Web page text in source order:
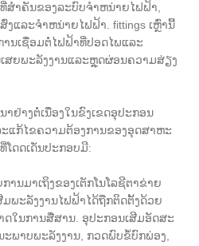
ສໍາຄັນຂອງລະບົບຈໍາຫນ່າຍໄຟຟ້າ,
ແລະຈໍາຫນ່າຍໄຟຟ້າ. fittings ເຫຼົ່ານີ້
ນເຊື່ອມຕໍ່ໄຟຟ້າທີ່ປອດໄພແລະ
ຍພະລັງງານແລະຫຼຸດຜ່ອນຄວາມສ່ຽງ
ຢ່າງຕໍ່ເນື່ອງໃນຂົງເຂດອຸປະກອນ
ແກ້ໄຂຄວາມຕ້ອງການຂອງອຸດສາຫະ
ໂດດເດັ່ນປະກອບມີ:
ານມາເຖິງຂອງເຕັກໂນໂລຊີຕາຂ່າຍ
ພະລັງງານໄຟຟ້າໄດ້ຖືກຕິດຕັ້ງດ້ວຍ
ດໃນການສື່ສານ. ອຸປະກອນເສີມອັດສະ
ພາບພະລັງງານ, ກວດພົບຂໍ້ບົກພ່ອງ,